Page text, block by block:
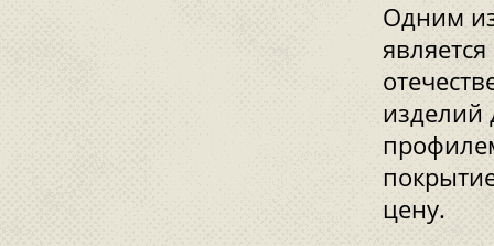
Одним
изделий
цену.